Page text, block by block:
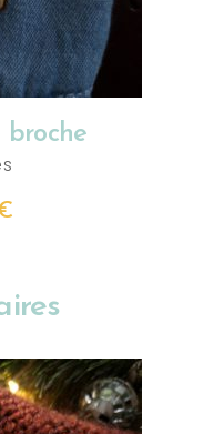
broche